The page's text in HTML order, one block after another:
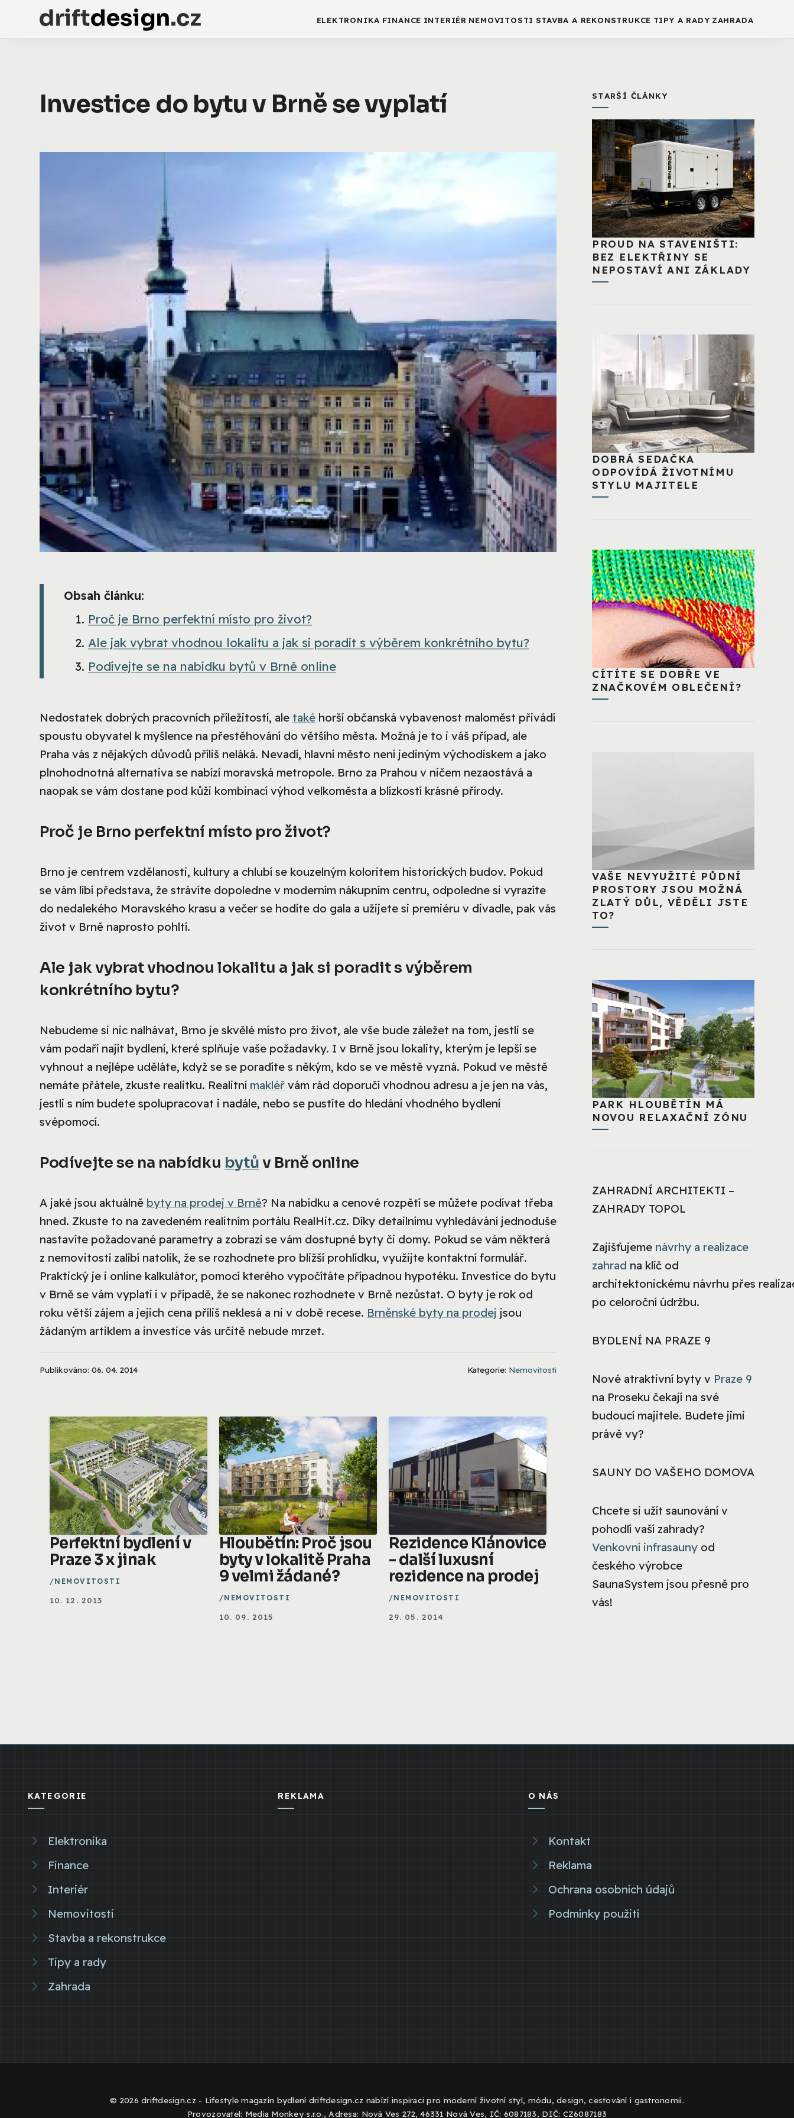
ELEKTRONIKA FINANCE INTERIÉR NEMOVITOSTI STAVBA A REKONSTRUKCE TIPY A RADY ZAHRADA
Investice do bytu v Brně se vyplatí
Obsah článku:
Proč je Brno perfektní místo pro život?
Ale jak vybrat vhodnou lokalitu a jak si poradit s výběrem konkrétního bytu?
Podívejte se na nabídku bytů v Brně online
Nedostatek dobrých pracovních příležitostí, ale také horší občanská vybavenost maloměst přivádí
spoustu obyvatel k myšlence na přestěhování do většího města. Možná je to i váš případ, ale
Praha vás z nějakých důvodů příliš neláká. Nevadí, hlavní město není jediným východiskem a jako
plnohodnotná alternativa se nabízí moravská metropole. Brno za Prahou v ničem nezaostává a
naopak se vám dostane pod kůži kombinací výhod velkoměsta a blízkostí krásné přírody.
Proč je Brno perfektní místo pro život?
Brno je centrem vzdělanosti, kultury a chlubí se kouzelným koloritem historických budov. Pokud
se vám líbí představa, že strávíte dopoledne v moderním nákupním centru, odpoledne si vyrazíte
do nedalekého Moravského krasu a večer se hodíte do gala a užijete si premiéru v divadle, pak vás
život v Brně naprosto pohltí.
Ale jak vybrat vhodnou lokalitu a jak si poradit s výběrem
konkrétního bytu?
Nebudeme si nic nalhávat, Brno je skvělé místo pro život, ale vše bude záležet na tom, jestli se
vám podaří najít bydlení, které splňuje vaše požadavky. I v Brně jsou lokality, kterým je lepší se
vyhnout a nejlépe uděláte, když se se poradíte s někým, kdo se ve městě vyzná. Pokud ve městě
nemáte přátele, zkuste realitku. Realitní makléř vám rád doporučí vhodnou adresu a je jen na vás,
jestli s ním budete spolupracovat i nadále, nebo se pustíte do hledání vhodného bydlení
svépomocí.
Podívejte se na nabídku bytův Brně online
A jaké jsou aktuálně byty na prodej v Brně? Na nabídku a cenové rozpětí se můžete podívat třeba
hned. Zkuste to na zavedeném realitním portálu RealHit.cz. Díky detailnímu vyhledávání jednoduše
nastavíte požadované parametry a zobrazí se vám dostupné byty či domy. Pokud se vám některá
z nemovitostí zalíbí natolik, že se rozhodnete pro bližší prohlídku, využijte kontaktní formulář.
Praktický je i online kalkulátor, pomocí kterého vypočítáte případnou hypotéku. Investice do bytu
v Brně se vám vyplatí i v případě, že se nakonec rozhodnete v Brně nezůstat. O byty je rok od
roku větší zájem a jejich cena příliš neklesá a ni v době recese. Brněnské byty na prodej jsou
žádaným artiklem a investice vás určitě nebude mrzet.
Publikováno: 06. 04. 2014 Kategorie: Nemovitosti
Perfektní bydlení v
Praze 3 x jinak
NEMOVITOSTI
10. 12. 2013
Hloubětín: Proč jsou
byty v lokalitě Praha
9 velmi žádané?
NEMOVITOSTI
10. 09. 2015
Rezidence Klánovice
- další luxusní
rezidence na prodej
NEMOVITOSTI
29. 05. 2014
STARŠÍ ČLÁNKY
PROUD NA STAVENIŠTI:
BEZ ELEKTŘINY SE
NEPOSTAVÍ ANI ZÁKLADY
DOBRÁ SEDAČKA
ODPOVÍDÁ ŽIVOTNÍMU
STYLU MAJITELE
CÍTÍTE SE DOBŘE VE
ZNAČKOVÉM OBLEČENÍ?
VAŠE NEVYUŽITÉ PŮDNÍ
PROSTORY JSOU MOŽNÁ
ZLATÝ DŮL, VĚDĚLI JSTE
TO?
PARK HLOUBĚTÍN MÁ
NOVOU RELAXAČNÍ ZÓNU
ZAHRADNÍ ARCHITEKTI –
ZAHRADY TOPOL
Zajišťujeme návrhy a realizace
zahrad na klíč od
architektonickému návrhu přes
po celoroční údržbu.
BYDLENÍ NA PRAZE 9
Nové atraktivní byty v Praze 9
na Proseku čekají na své
budoucí majitele. Budete jimi
právě vy?
SAUNY DO VAŠEHO DOMOVA
Chcete si užít saunování v
pohodlí vaší zahrady?
Venkovní infrasauny od
českého výrobce
SaunaSystem jsou přesně pro
vás!
KATEGORIE
Elektronika
Finance
Interiér
Nemovitosti
Stavba a rekonstrukce
Tipy a rady
Zahrada
REKLAMA O NÁS
Kontakt
Reklama
Ochrana osobních údajů
Podmínky použití
© 2026 driftdesign.cz - Lifestyle magazín bydlení driftdesign.cz nabízí inspiraci pro moderní životní styl, módu, design, cestování i gastronomii.
Provozovatel: Media Monkey s.r.o., Adresa: Nová Ves 272, 46331 Nová Ves, IČ: 6087183, DIČ: CZ6087183